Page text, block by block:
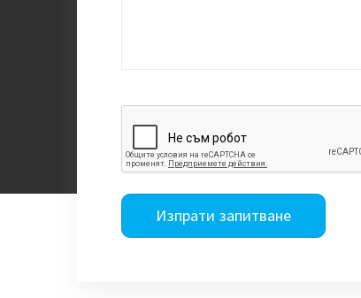
Изпрати запитване